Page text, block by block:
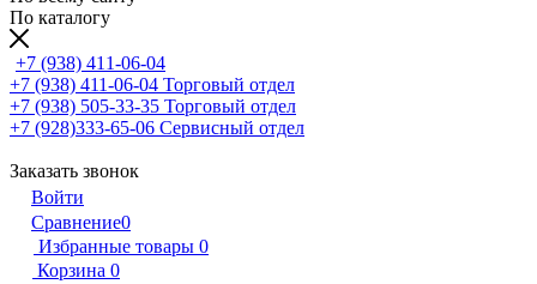
По каталогу
+7 (938) 411-06-04
+7 (938) 411-06-04 Торговый отдел
+7 (938) 505-33-35 Торговый отдел
+7 (928)333-65-06 Сервисный отдел
Заказать звонок
Войти
Сравнение0
Избранные товары 0
Корзина 0